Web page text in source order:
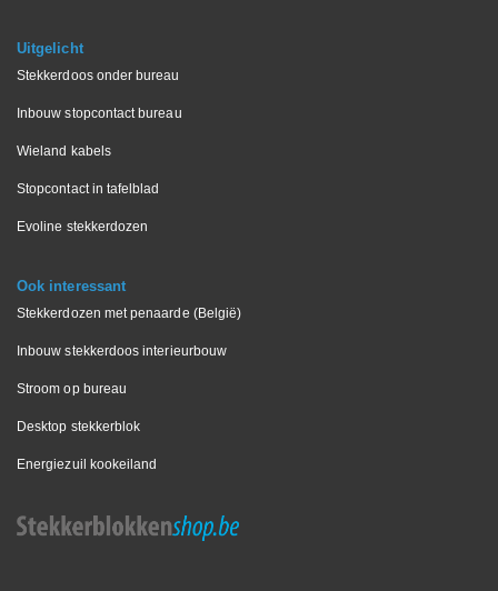
Uitgelicht
Stekkerdoos onder bureau
Inbouw stopcontact bureau
Wieland kabels
Stopcontact in tafelblad
Evoline stekkerdozen
Ook interessant
Stekkerdozen met penaarde (België)
Inbouw stekkerdoos interieurbouw
Stroom op bureau
Desktop stekkerblok
Energiezuil kookeiland